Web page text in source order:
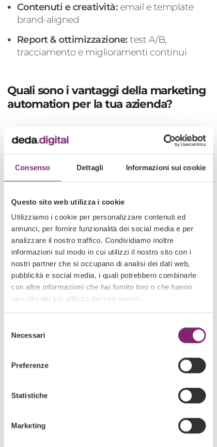
Consenso Dettagli Informazioni sui cookie
Questo sito web utilizza i cookie
Utilizziamo i cookie per personalizzare contenuti ed
annunci, per fornire funzionalità dei social media e per
analizzare il nostro traffico. Condividiamo inoltre
informazioni sul modo in cui utilizzi il nostro sito con i
nostri partner che si occupano di analisi dei dati web,
pubblicità e social media, i quali potrebbero combinarle
con altre informazioni che hai fornito loro o che hanno
raccolto dal tuo utilizzo dei loro servizi.
delNecessari
Preferenze
Statistiche
Marketing
Contenuti e creatività: email e template
brand-aligned
Report & ottimizzazione: test A/B,
tracciamento e miglioramenti continui
Quali sono i vantaggi della marketing
automation per la tua azienda?
Scegliere un’agenzia specializzata in
marketing automation ti permette di
ottenere vantaggi concreti e misurabili:
Maggiore efficienza
ROI più alto
Conversioni migliori (funnel automatizzati e
nurturing efficace)
Esperienza cliente ottimizzata (grazie a
messaggi personalizzati e tempestivi)
Dati e insight sempre aggiornati
Soluzioni scalabili, che ti consentono di
crescere senza aumentare i costi operativi